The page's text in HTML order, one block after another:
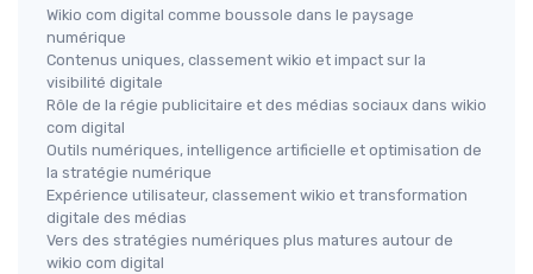
Wikio com digital comme boussole dans le paysage
numérique
Contenus uniques, classement wikio et impact sur la
visibilité digitale
Rôle de la régie publicitaire et des médias sociaux dans wikio
com digital
Outils numériques, intelligence artificielle et optimisation de
la stratégie numérique
Expérience utilisateur, classement wikio et transformation
digitale des médias
Vers des stratégies numériques plus matures autour de
wikio com digital